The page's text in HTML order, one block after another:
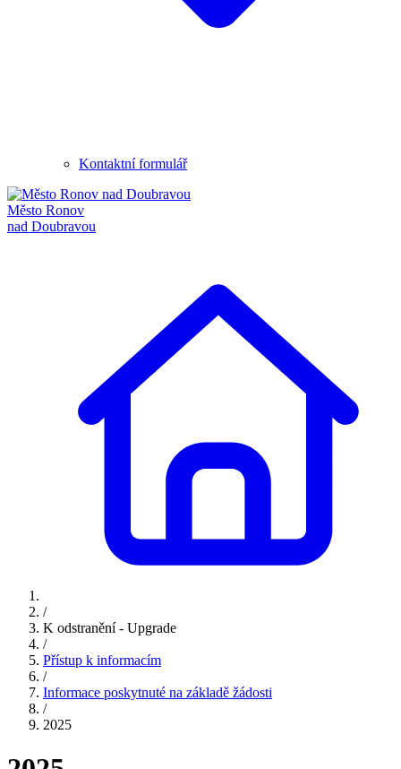
Kontaktní formulář
Město Ronov
nad Doubravou
/
K odstranění - Upgrade
/
Přístup k informacím
/
Informace poskytnuté na základě žádosti
/
2025